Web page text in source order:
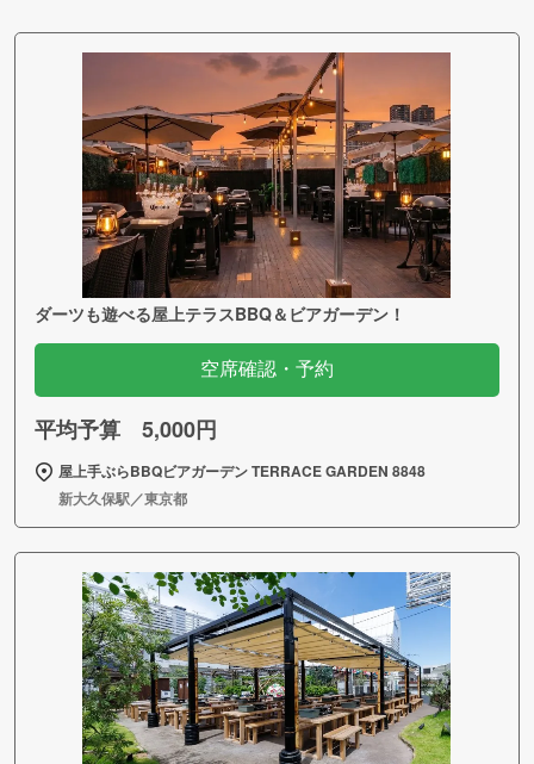
ダーツも遊べる屋上テラスBBQ＆ビアガーデン！
空席確認・予約
平均予算 5,000円
屋上手ぶらBBQビアガーデン TERRACE GARDEN 8848
新大久保駅／東京都